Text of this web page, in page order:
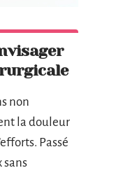
non
la douleur
Passé
sans